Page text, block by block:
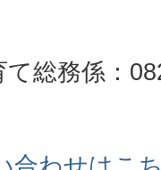
総務係：